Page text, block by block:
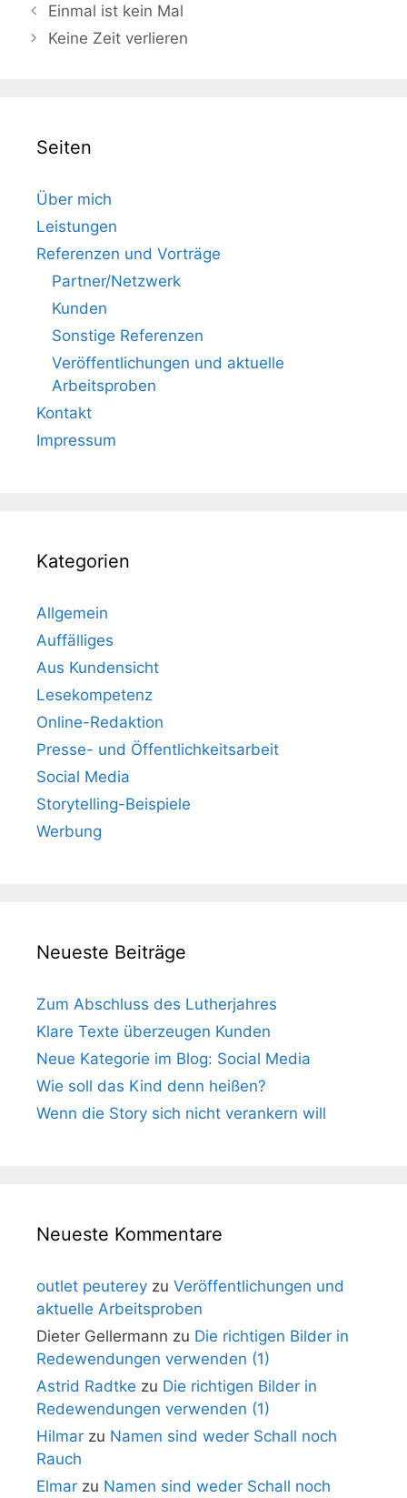
Einmal ist kein Mal
Keine Zeit verlieren
Seiten
Über mich
Leistungen
Referenzen und Vorträge
Partner/Netzwerk
Kunden
Sonstige Referenzen
Veröffentlichungen und aktuelle
Arbeitsproben
Kontakt
Impressum
Kategorien
Allgemein
Auffälliges
Aus Kundensicht
Lesekompetenz
Online-Redaktion
Presse- und Öffentlichkeitsarbeit
Social Media
Storytelling-Beispiele
Werbung
Neueste Beiträge
Zum Abschluss des Lutherjahres
Klare Texte überzeugen Kunden
Neue Kategorie im Blog: Social Media
Wie soll das Kind denn heißen?
Wenn die Story sich nicht verankern will
Neueste Kommentare
outlet peuterey zu Veröffentlichungen und
aktuelle Arbeitsproben
Dieter Gellermann zu Die richtigen Bilder in
Redewendungen verwenden (1)
Astrid Radtke zu Die richtigen Bilder in
Redewendungen verwenden (1)
Hilmar zu Namen sind weder Schall noch
Rauch
Elmar zu Namen sind weder Schall noch